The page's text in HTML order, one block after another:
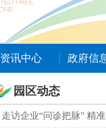
资讯中心 政府信
园区动态
走访企业“问诊把脉” 精